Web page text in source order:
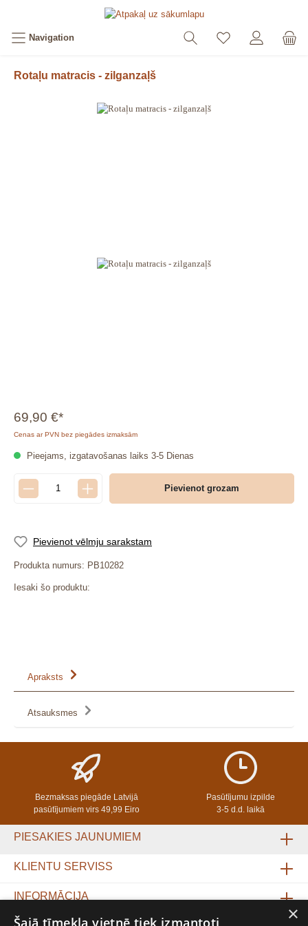
Navigation
Rotaļu matracis - zilganzaļš
69,90 €*
Cenas ar PVN bez piegādes izmaksām
Pieejams, izgatavošanas laiks 3-5 Dienas
Pievienot grozam
Pievienot vēlmju sarakstam
Produkta numurs: PB10282
Iesaki šo produktu:
Apraksts
Atsauksmes
Bezmaksas piegāde Latvijā
pasūtījumiem virs 49,99 Eiro
Pasūtījumu izpilde
3-5 d.d. laikā
PIESAKIES JAUNUMIEM
KLIENTU SERVISS
INFORMĀCIJA
×
Šajā tīmekļa vietnē tiek izmantoti